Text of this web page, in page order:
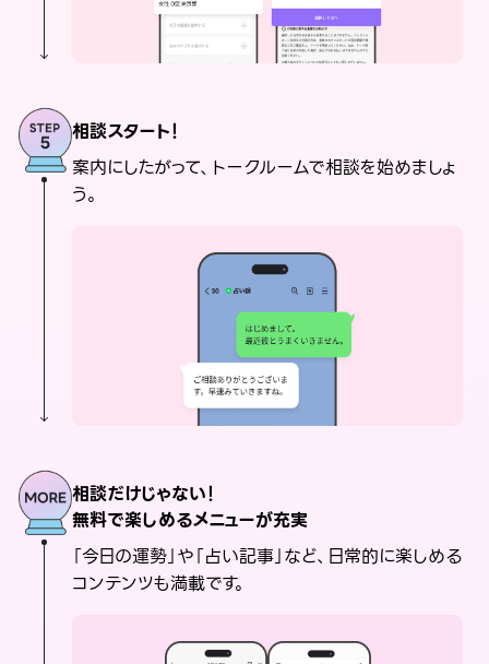
相談スタート！
案内にしたがって、トークルームで相談を始めましょ
う。
相談だけじゃない！
無料で楽しめるメニューが充実
「今日の運勢」や「占い記事」など、日常的に楽しめる
コンテンツも満載です。